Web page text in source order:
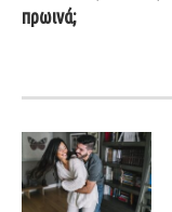
πρωινά;